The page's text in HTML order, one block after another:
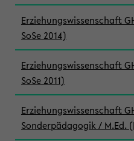
Erziehungswissenschaft
SoSe 2014)
Erziehungswissenschaft
SoSe 2011)
Erziehungswissenschaft
Sonderpädagogik / M.Ed.